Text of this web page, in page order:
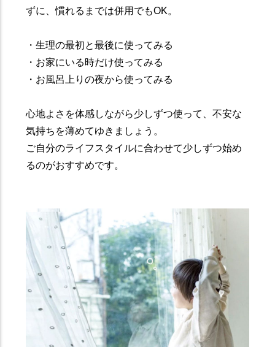
ずに、慣れるまでは併用でもOK。
・生理の最初と最後に使ってみる
・お家にいる時だけ使ってみる
・お風呂上りの夜から使ってみる
心地よさを体感しながら少しずつ使って、不安な
気持ちを薄めてゆきましょう。
ご自分のライフスタイルに合わせて少しずつ始め
るのがおすすめです。